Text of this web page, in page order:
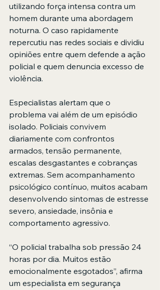
utilizando força intensa contra um
homem durante uma abordagem
noturna. O caso rapidamente
repercutiu nas redes sociais e dividiu
opiniões entre quem defende a ação
policial e quem denuncia excesso de
violência.
Especialistas alertam que o
problema vai além de um episódio
isolado. Policiais convivem
diariamente com confrontos
armados, tensão permanente,
escalas desgastantes e cobranças
extremas. Sem acompanhamento
psicológico contínuo, muitos acabam
desenvolvendo sintomas de estresse
severo, ansiedade, insônia e
comportamento agressivo.
“O policial trabalha sob pressão 24
horas por dia. Muitos estão
emocionalmente esgotados”, afirma
um especialista em segurança